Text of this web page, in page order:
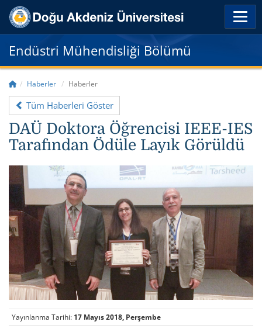
Endüstri Mühendisliği Bölümü
Haberler Haberler
Tüm Haberleri Göster
DAÜ Doktora Öğrencisi IEEE-IES
Tarafından Ödüle Layık Görüldü
Yayınlanma Tarihi: 17 Mayıs 2018, Perşembe